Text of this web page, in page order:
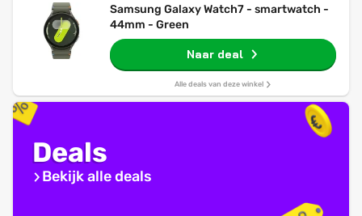
Samsung Galaxy Watch7 - smartwatch -
44mm - Green
Naar deal
Alle deals van deze winkel
Deals
Bekijk alle deals